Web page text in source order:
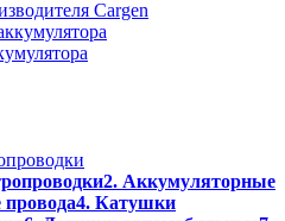
Cargen
2. Аккумуляторные
4. Катушки